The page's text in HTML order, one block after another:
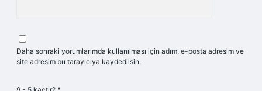
Daha sonraki yorumlarımda kullanılması için adım, e-posta adresim ve
site adresim bu tarayıcıya kaydedilsin.